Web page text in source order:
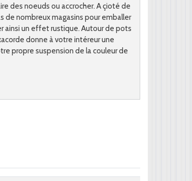
des noeuds ou accrocher. A çioté de
de nombreux magasins pour emballer
ainsi un effet rustique. Autour de pots
donne à votre intéreur une
propre suspension de la couleur de